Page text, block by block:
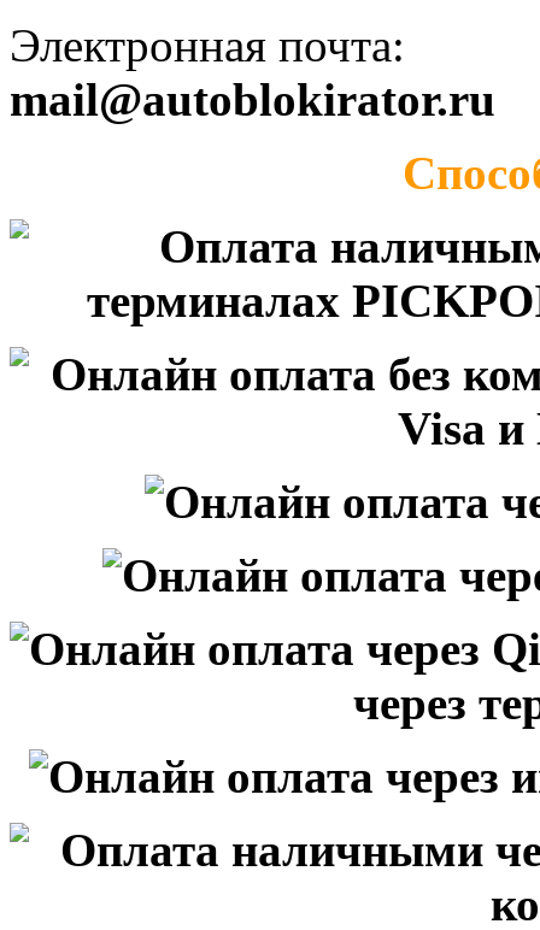
Электронная почта:
mail@autoblokirator.ru